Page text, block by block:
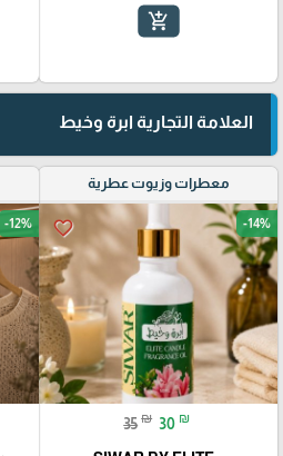
add_shopping_cart
العلامة التجارية ابرة وخيط
معطرات وزيوت عطرية
favorite_border -14%
35 ₪ 30 ₪
-12%